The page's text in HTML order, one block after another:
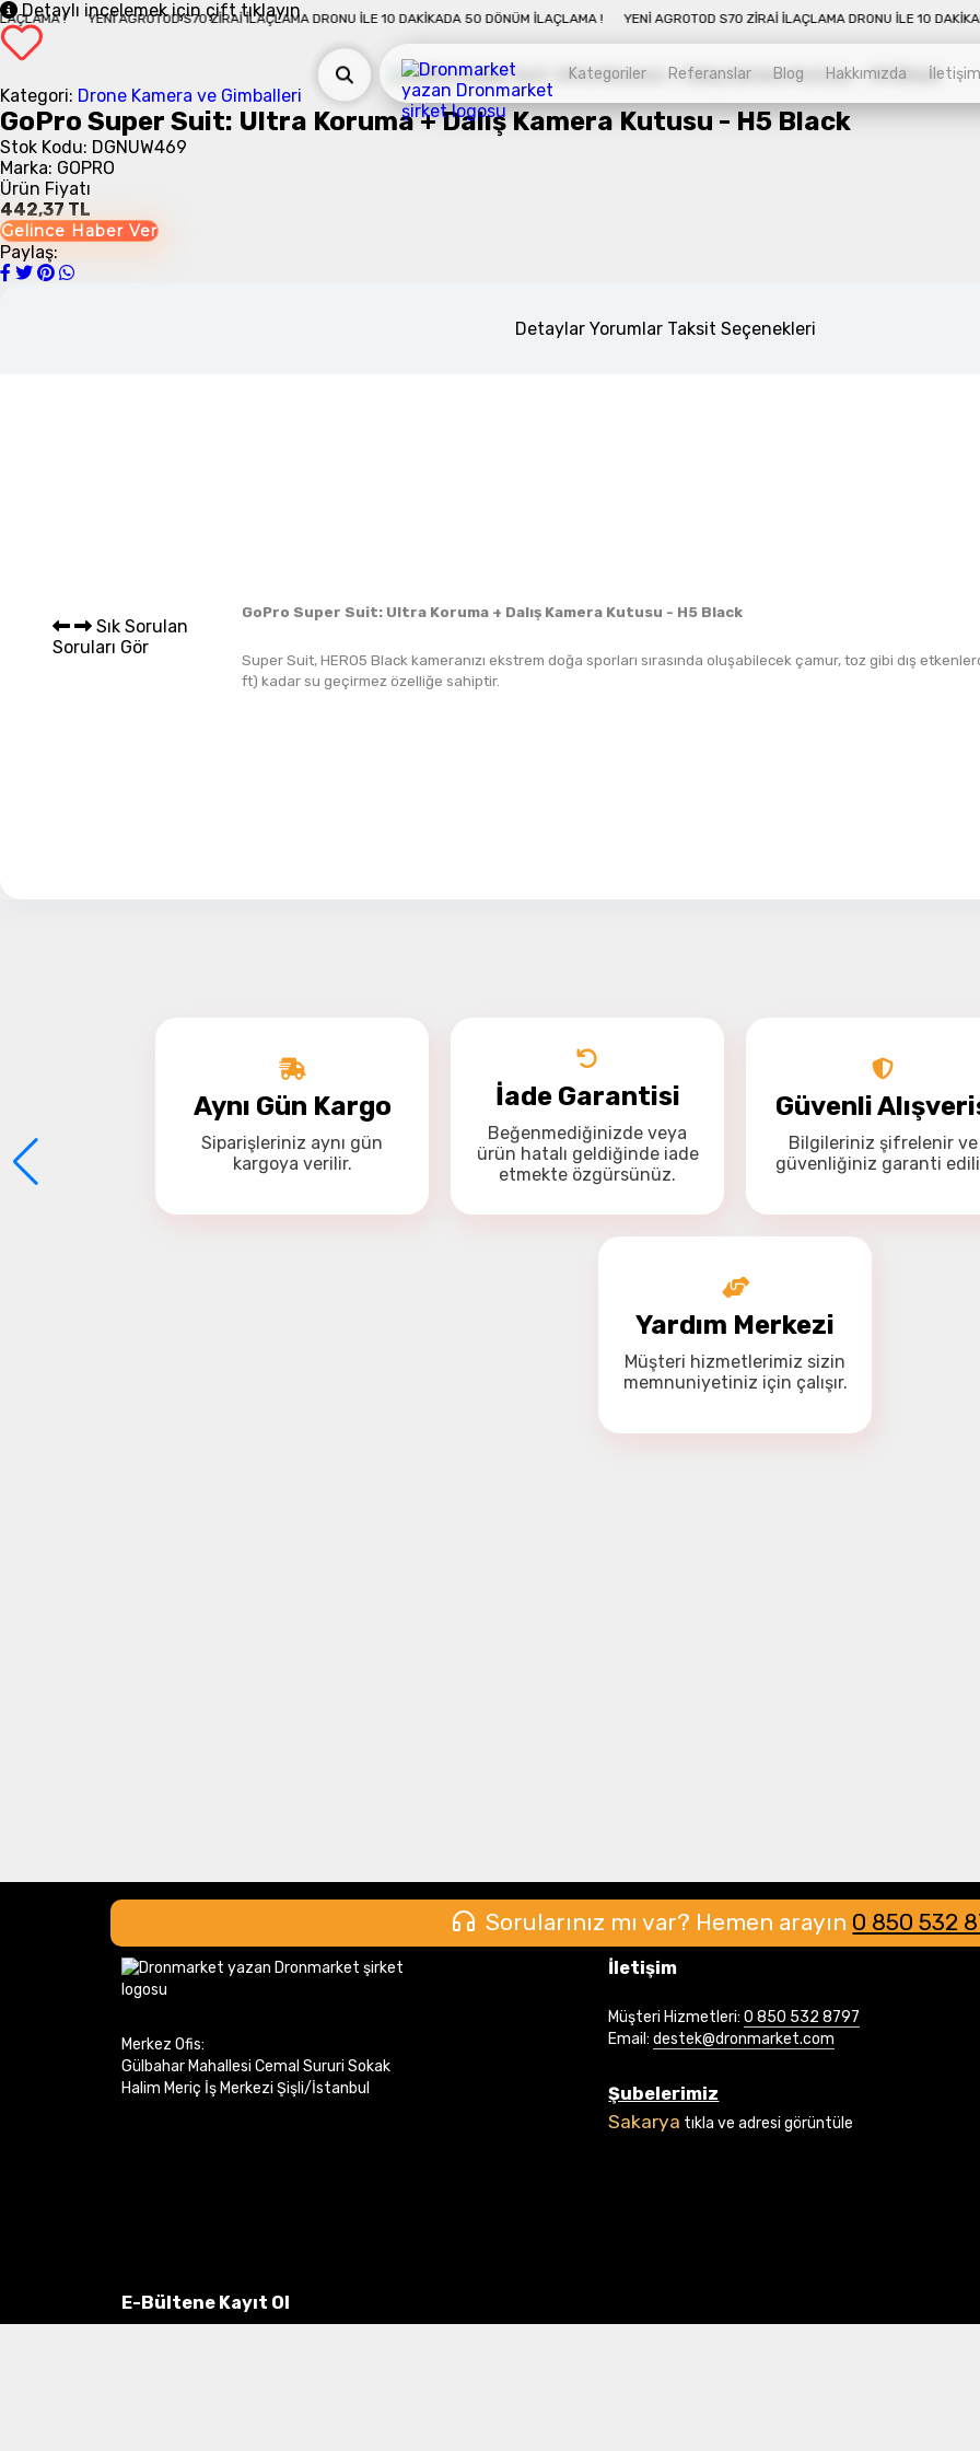
50 DÖNÜM İLAÇLAMA ! YENI AGROTOD S70 ZIRAI İLAÇLAMA DRONU İLE 10 DAKIKADA 50 DÖNÜM İLAÇLAMA ! YENI AGROTOD S70 ZIRAI İLAÇLAMA
Kategoriler
Alt kategorileri görmek için hemen tıklayın.
DJI Drone
Alt kategorileri görmek için hemen tıklayın.
İHA Drone Pilot Eğitimleri
Ürünleri görmek için hemen tıklayın.
Referanslar Blog Hakkımızda İletişim
Detaylı incelemek için çift tıklayın
Kategori: Drone Kamera ve Gimballeri
GoPro Super Suit: Ultra Koruma + Dalış Kamera Kutusu - H5 Black
Stok Kodu: DGNUW469
Marka: GOPRO
Ürün Fiyatı
442,37 TL
Gelince Haber Ver
Paylaş:
Detaylar Yorumlar Taksit Seçenekleri
Sık Sorulan
Soruları Gör
GoPro Super Suit: Ultra Koruma + Dalış Kamera Kutusu - H5 Black
Super Suit, HERO5 Black kameranızı ekstrem doğa sporları sırasında oluşabilecek çamur, toz gibi dış
ft) kadar su geçirmez özelliğe sahiptir.
Bu ürüne ilk yorumu siz yapın!
Yorum Yaz
Aynı Gün Kargo
Siparişleriniz aynı gün
kargoya verilir.
İade Garantisi
Beğenmediğinizde veya
ürün hatalı geldiğinde iade
etmekte özgürsünüz.
Güvenli
Bilgileriniz şifrelenirve
güvenliğiniz garanti
Yardım Merkezi
Müşteri hizmetlerimiz sizin
memnuniyetiniz için çalışır.
Sorularınız mı var? Hemen arayın 0 850 532
Merkez Ofis:
Gülbahar Mahallesi Cemal Sururi Sokak
Halim Meriç İş Merkezi Şişli/İstanbul
İletişim
Müşteri Hizmetleri:0 850 532 8797
Email:destek@dronmarket.com
Şubelerimiz
Sakarya tıkla ve adresi görüntüle
E-Bültene Kayıt Ol